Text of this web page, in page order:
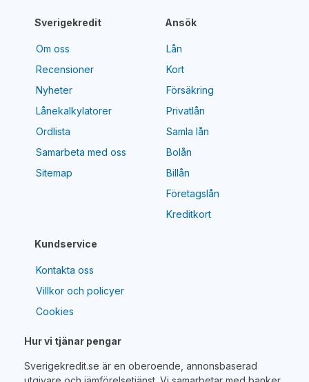
Sverigekredit
Om oss
Recensioner
Nyheter
Lånekalkylatorer
Ordlista
Samarbeta med oss
Sitemap
Kundservice
Kontakta oss
Villkor och policyer
Cookies
Ansök
Lån
Kort
Försäkring
Privatlån
Samla lån
Bolån
Billån
Företagslån
Kreditkort
Hur vi tjänar pengar
Sverigekredit.se är en oberoende, annonsbaserad